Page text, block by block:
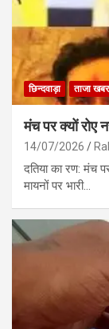
छिन्दवाड़ा ताजा खबर
मंच पर क्यों रोए
14/07/2026
दतिया का रण: मंच
मायनों पर भारी…